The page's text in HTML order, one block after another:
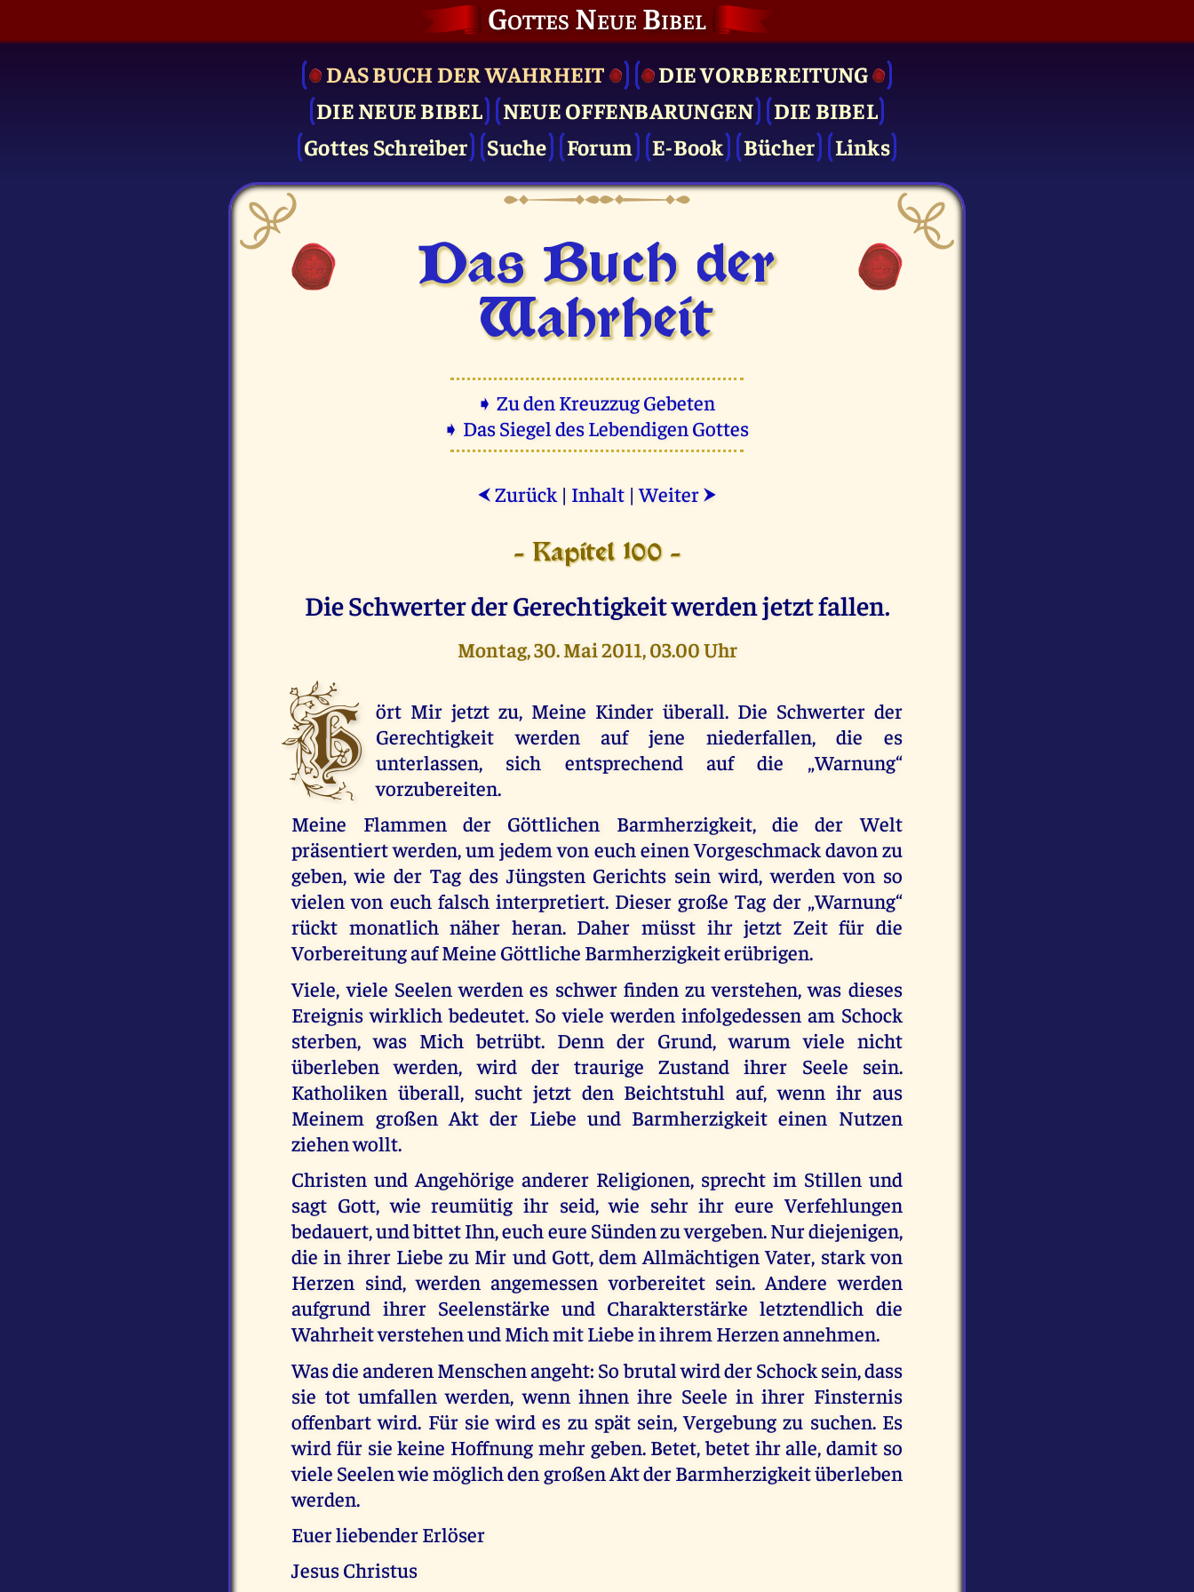
Gottes Neue Bibel
DAS BUCH DER WAHRHEIT
DIE VOR­BEREITUNG
DIE NEUE BIBEL
NEUE OFFENBARUNGEN
DIE BIBEL
Gottes Schreiber
Suche Forum E-Book Bücher Links
Das Buch der
Wahrheit
➧ Zu den Kreuzzug Gebeten
➧ Das Siegel des Lebendigen Gottes
⮜ Zurück | Inhalt |Weiter ⮞
- Kapitel 100 -
Die Schwerter der Gerechtigkeit werden jetzt fallen.
Montag, 30. Mai 2011, 03.00 Uhr
H ört Mir jetzt zu, Meine Kinder überall. Die Schwerter der
Gerechtigkeit werden auf jene niederfallen, die es
unterlassen, sich entsprechend auf die „Warnung“
vorzubereiten.
Meine Flammen der Göttlichen Barmherzigkeit, die der Welt
präsentiert werden, um jedem von euch einen Vorgeschmack davon zu
geben, wie der Tag des Jüngsten Gerichts sein wird, werden von so
vielen von euch falsch interpretiert. Dieser große Tag der „Warnung“
rückt monatlich näher heran. Daher müsst ihr jetzt Zeit für die
Vorbereitung auf Meine Göttliche Barmherzigkeit erübrigen.
Viele, viele Seelen werden es schwer finden zu verstehen, was dieses
Ereignis wirklich bedeutet. So viele werden infolgedessen am Schock
sterben, was Mich betrübt. Denn der Grund, warum viele nicht
überleben werden, wird der traurige Zustand ihrer Seele sein.
Katholiken überall, sucht jetzt den Beichtstuhl auf, wenn ihr aus
Meinem großen Akt der Liebe und Barmherzigkeit einen Nutzen
ziehen wollt.
Christen und Angehörige anderer Religionen, sprecht im Stillen und
sagt Gott, wie reumütig ihr seid, wie sehr ihr eure Verfehlungen
bedauert, und bittet Ihn, euch eure Sünden zu vergeben. Nur diejenigen,
die in ihrer Liebe zu Mir und Gott, dem Allmächtigen Vater, stark von
Herzen sind, werden angemessen vorbereitet sein. Andere werden
aufgrund ihrer Seelenstärke und Charakterstärke letztendlich die
Wahrheit verstehen und Mich mit Liebe in ihrem Herzen annehmen.
Was die anderen Menschen angeht: So brutal wird der Schock sein, dass
sie tot umfallen werden, wenn ihnen ihre Seele in ihrer Finsternis
offenbart wird. Für sie wird es zu spät sein, Vergebung zu suchen. Es
wird für sie keine Hoffnung mehr geben. Betet, betet ihr alle, damit so
viele Seelen wie möglich den großen Akt der Barmherzigkeit überleben
werden.
Euer liebender Erlöser
Jesus Christus